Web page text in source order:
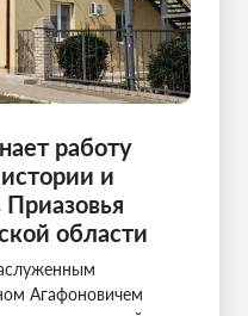
работу
и
Приазовья
области
Агафоновичем